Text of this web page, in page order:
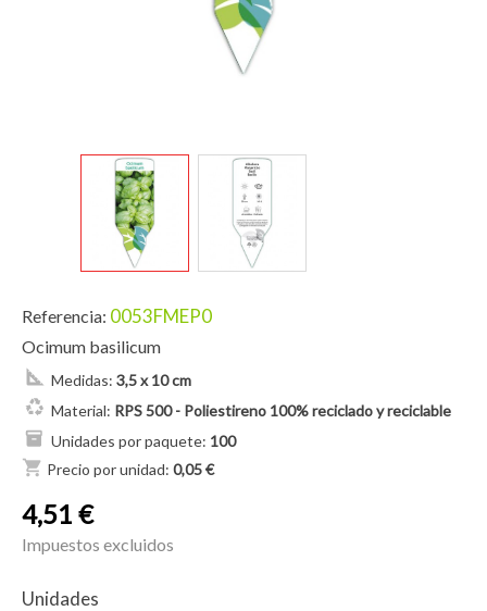
Referencia: 0053FMEP0
Ocimum basilicum
Medidas: 3,5 x 10 cm
Material: RPS 500 - Poliestireno 100% reciclado y reciclable
Unidades por paquete: 100
shopping_cart Precio por unidad: 0,05 €
4,51 €
Impuestos excluidos
Unidades